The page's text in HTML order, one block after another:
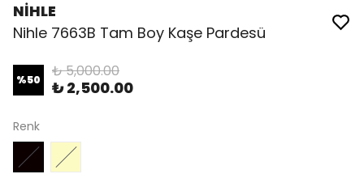
NİHLE
Nihle 7663B Tam Boy Kaşe Pardesü
%50 ₺ 5,000.00
₺ 2,500.00
Renk